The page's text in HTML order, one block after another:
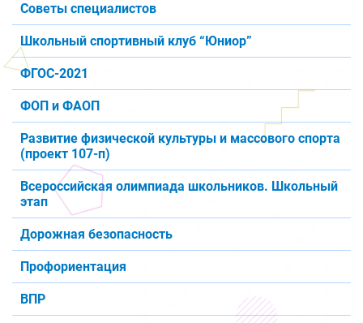
Советы специалистов
Школьный спортивный клуб “Юниор”
ФГОС-2021
ФОП и ФАОП
Развитие физической культуры и массового спорта
(проект 107-п)
Всероссийская олимпиада школьников. Школьный
этап
Дорожная безопасность
Профориентация
ВПР